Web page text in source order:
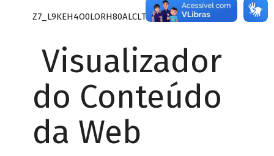
Z7_L9KEH4O0LORH80ALCLTPF80SE0
Visualizador
do Conteúdo
da Web